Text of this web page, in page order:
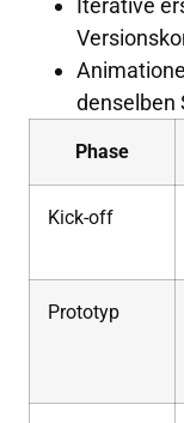
Iterative
denselben
Phase
Kick-off
Prototyp